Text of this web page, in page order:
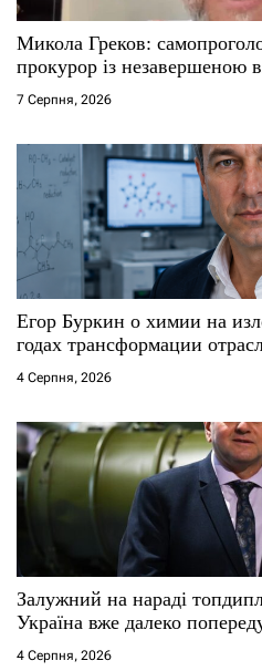
і
в
Микола Греков:
прокурор із незавершеною
7 Серпня, 2026
Егор Буркин о химии на
годах трансформации
4 Серпня, 2026
Залужний на нараді
Україна вже далеко
4 Серпня, 2026